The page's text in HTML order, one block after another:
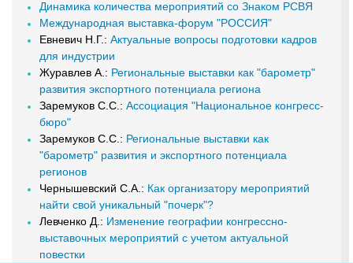
Динамика количества мероприятий со Знаком РСВЯ
Международная выставка-форум "РОССИЯ"
Евневич Н.Г.: Актуальные вопросы подготовки кадров
для индустрии
Журавлев А.: Региональные выставки как "барометр"
развития экспортного потенциала региона
Заремуков С.С.: Ассоциация "Национальное конгресс-
бюро"
Заремуков С.С.: Региональные выставки как
"барометр" развития и экспортного потенциала
регионов
Чернышевский С.А.: Как организатору мероприятий
найти свой уникальный "почерк"?
Левченко Д.: Изменение географии конгрессно-
выставочных мероприятий с учетом актуальной
повестки